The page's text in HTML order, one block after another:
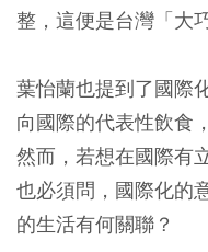
整，這便是台灣「大
葉怡蘭也提到了國際
向國際的代表性飲食
然而，若想在國際有
也必須問，國際化的
的生活有何關聯？